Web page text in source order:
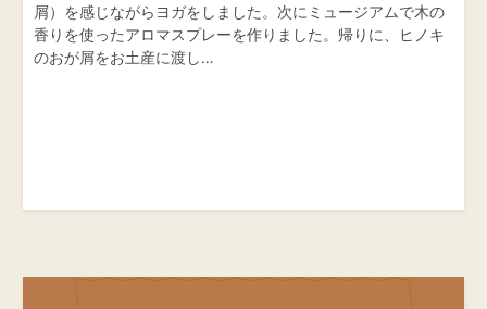
屑）を感じながらヨガをしました。次にミュージアムで木の
香りを使ったアロマスプレーを作りました。帰りに、ヒノキ
のおが屑をお土産に渡し…